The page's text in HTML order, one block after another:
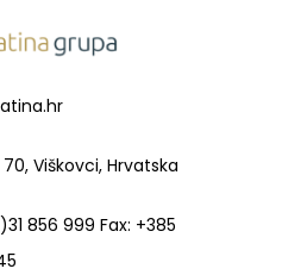
Viškovci, Hrvatska
856 999 Fax: +385